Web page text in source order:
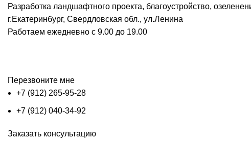
Разработка ландшафтного проекта, благоустройство,
г.Екатеринбург, Свердловская обл., ул.Ленина
Работаем ежедневно с 9.00 до 19.00
Перезвоните мне
+7 (912) 265-95-28
+7 (912) 040-34-92
Заказать консультацию